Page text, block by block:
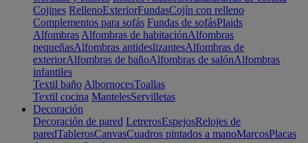
Cojines RellenoExteriorFundasCojín con relleno
Complementos para sofás Fundas de sofásPlaids
Alfombras Alfombras de habitaciónAlfombras
pequeñasAlfombras antideslizantesAlfombras de
exteriorAlfombras de bañoAlfombras de salónAlfombras
infantiles
Textil baño AlbornocesToallas
Textil cocina MantelesServilletas
Decoración
Decoración de pared LetrerosEspejosRelojes de
paredTablerosCanvasCuadros pintados a manoMarcosPlacas